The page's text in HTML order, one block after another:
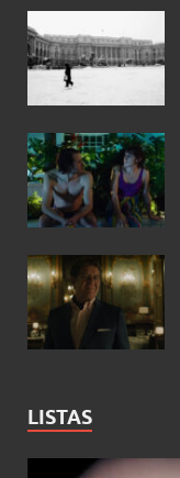
LISTAS